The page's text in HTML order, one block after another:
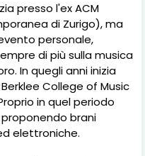
presso l'ex ACM
di Zurigo), ma
personale,
di più sulla musica
In quegli anni inizia
College of Music
in quel periodo
brani
elettroniche.